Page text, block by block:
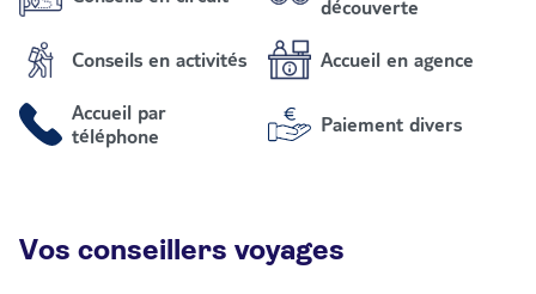
découverte
Conseils en activités Accueil en agence
Accueil par
téléphone
Paiement divers
Vos conseillers voyages